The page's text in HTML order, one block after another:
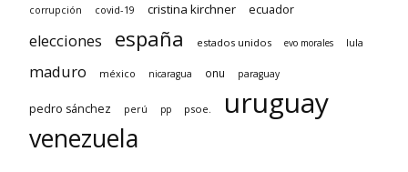
corrupción covid-19 cristina kirchner ecuador
elecciones españa estados unidos evo morales lula
maduro méxico nicaragua onu paraguay
pedro sánchez perú pp psoe. uruguay
venezuela